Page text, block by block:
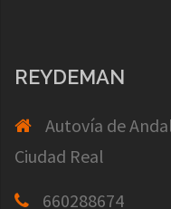
REYDEMAN
Autovía de
Ciudad Real
660288674